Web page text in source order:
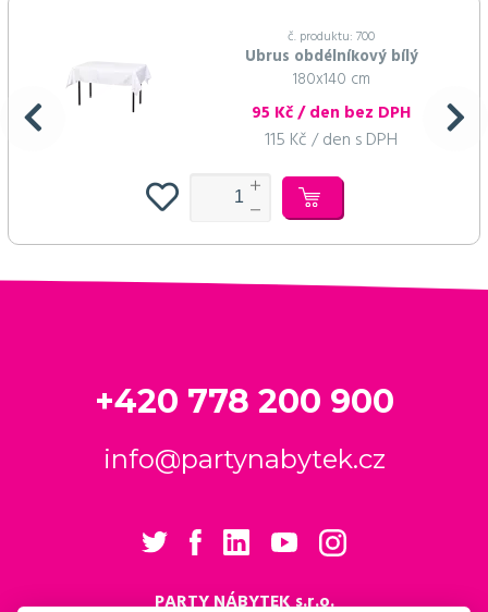
č. produktu: 700
Ubrus obdélníkový bílý
180x140 cm
95 Kč / den bez DPH
115 Kč / den s DPH
+420 778 200 900
info@partynabytek.cz
PARTY NÁBYTEK s.r.o.